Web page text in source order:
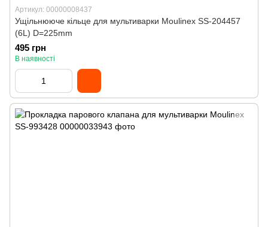
Артикул: 00000008437
Ущільнююче кільце для мультиварки Moulinex SS-204457
(6L) D=225mm
495 грн
В наявності